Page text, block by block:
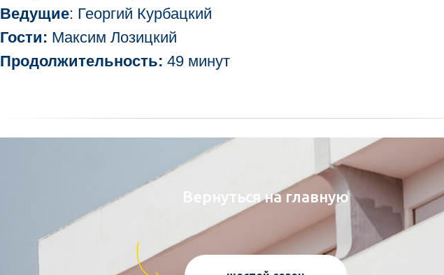
Ведущие: Георгий Курбацкий
Гости: Максим Лозицкий
Продолжительность: 49 минут
Вернуться на главную